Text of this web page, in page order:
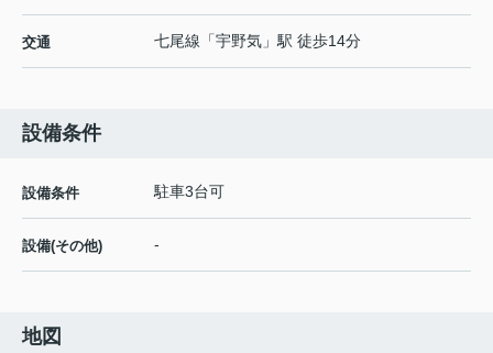
交通 七尾線 「宇野気 」駅 徒歩14分
設備条件
設備条件 駐車3台可
設備(その他) -
地図